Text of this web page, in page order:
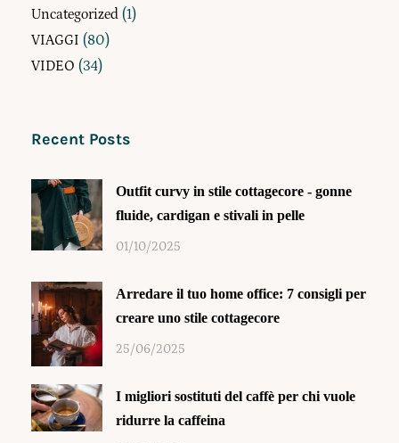
Uncategorized (1)
VIAGGI (80)
VIDEO (34)
Recent Posts
Outfit curvy in stile cottagecore - gonne
fluide, cardigan e stivali in pelle
01/10/2025
Arredare il tuo home office: 7 consigli per
creare uno stile cottagecore
25/06/2025
I migliori sostituti del caffè per chi vuole
ridurre la caffeina